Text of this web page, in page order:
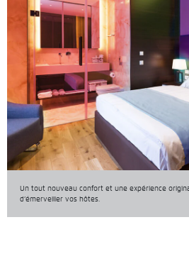
Un tout nouveau confort et une expérience
d’émerveiller vos hôtes.